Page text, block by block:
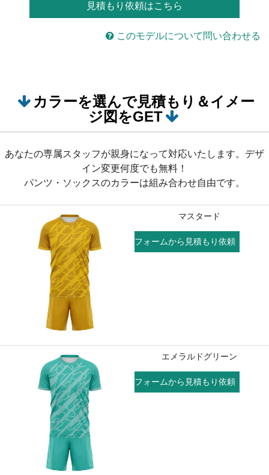
見積もり依頼はこちら
このモデルについて問い合わせる
カラーを選んで見積もり＆イメー
ジ図をGET
あなたの専属スタッフが親身になって対応いたします。デザ
イン変更何度でも無料！
パンツ・ソックスのカラーは組み合わせ自由です。
マスタード
フォームから見積もり依頼
エメラルドグリーン
フォームから見積もり依頼